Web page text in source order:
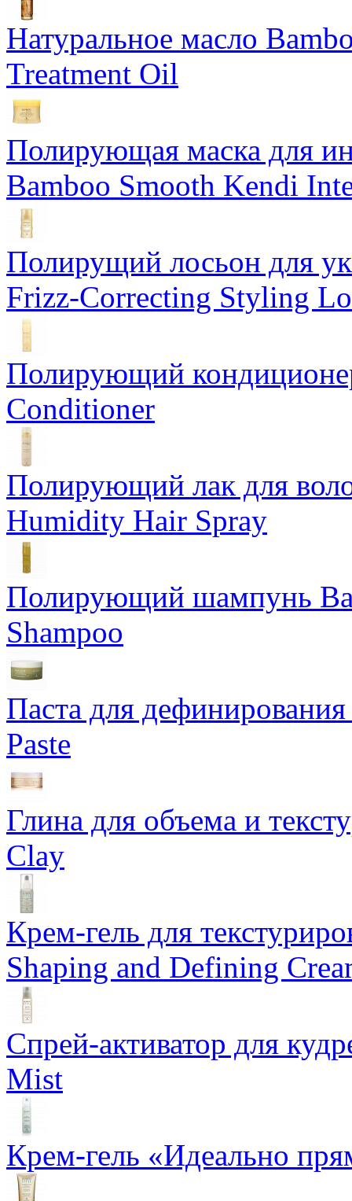
Натуральное масло
Treatment Oil
Полирующая маска для
Bamboo Smooth Kendi
Полирущий лосьон для
Frizz-Correcting Styling
Полирующий
Conditioner
Полирующий лак для
Humidity Hair Spray
Полирующий шампунь
Shampoo
Паста для
Paste
Глина для объема и
Clay
Крем-гель для
Shaping and Defining
Спрей-активатор для
Mist
Крем-гель «Идеально